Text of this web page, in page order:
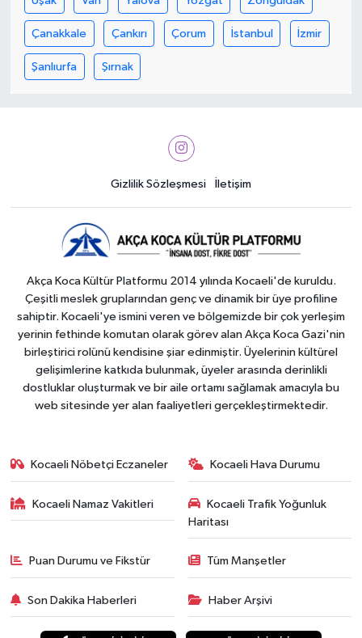
Çanakkale Çankırı Çorum İstanbul İzmir
Şanlıurfa Şırnak
Gizlilik Sözleşmesi İletişim
Akça Koca Kültür Platformu 2014 yılında Kocaeli'de kuruldu.
Çeşitli meslek gruplarından genç ve dinamik bir üye profiline
sahiptir. Kocaeli'ye ismini veren ve bölgemizde bir çok yerleşim
yerinin fethinde komutan olarak görev alan Akça Koca Gazi'nin
birleştirici rolünü kendisine şiar edinmiştir. Üyelerinin kültürel
gelişimlerine katkıda bulunmak, üyeler arasında derinlikli
dostluklar oluşturmak ve bir aile ortamı sağlamak amacıyla bu
web sitesinde yer alan faaliyetleri gerçekleştirmektedir.
Kocaeli Nöbetçi Eczaneler Kocaeli Hava Durumu
Kocaeli Namaz Vakitleri
Kocaeli Trafik Yoğunluk
Haritası
Puan Durumu ve Fikstür Tüm Manşetler
Son Dakika Haberleri Haber Arşivi